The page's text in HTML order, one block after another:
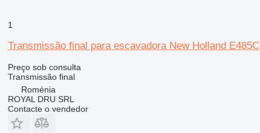
1
Transmissão final para escavadora New Holland E485C
Preço sob consulta
Transmissão final
Roménia
ROYAL DRU SRL
Contacte o vendedor